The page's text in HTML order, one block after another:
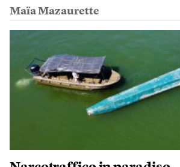
Maïa Mazaurette